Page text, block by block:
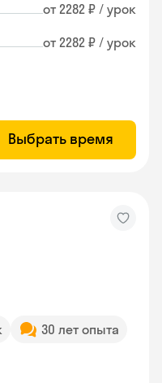
от 2282 ₽ / урок
от 2282 ₽ / урок
Выбрать время
30 лет опыта